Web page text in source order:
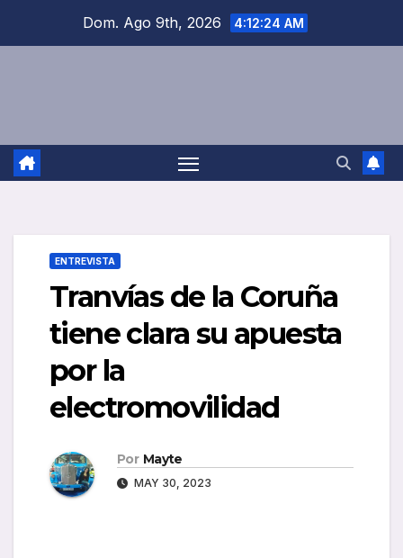
Dom. Ago 9th, 2026 4:12:25 AM
ENTREVISTA
Tranvías de la Coruña
tiene clara su apuesta
por la
electromovilidad
Por Mayte
MAY 30, 2023